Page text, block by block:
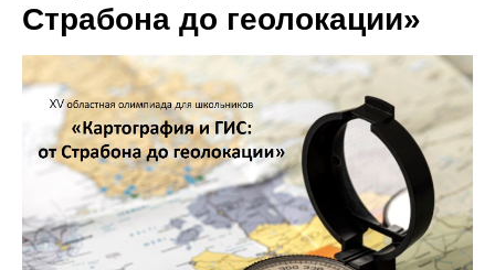
Страбона до геолокации»